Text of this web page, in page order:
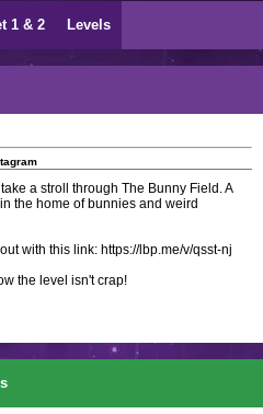
1 & 2 Levels
a stroll through The Bunny Field. A
the home of bunnies and weird
with this link: https://lbp.me/v/qsst-nj
the level isn't crap!